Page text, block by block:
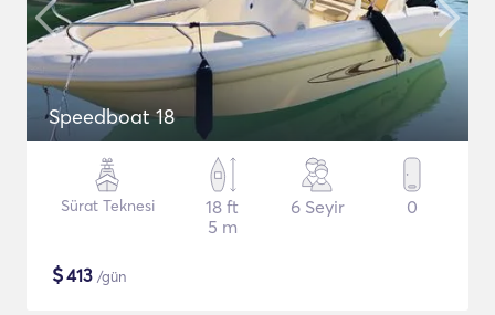
Speedboat 18
Sürat Teknesi
18 ft
5 m
6 Seyir 0
$413 /gün